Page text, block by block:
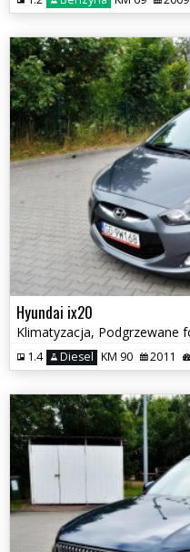
Hyundai ix20
1.4 Diesel KM 90 2011